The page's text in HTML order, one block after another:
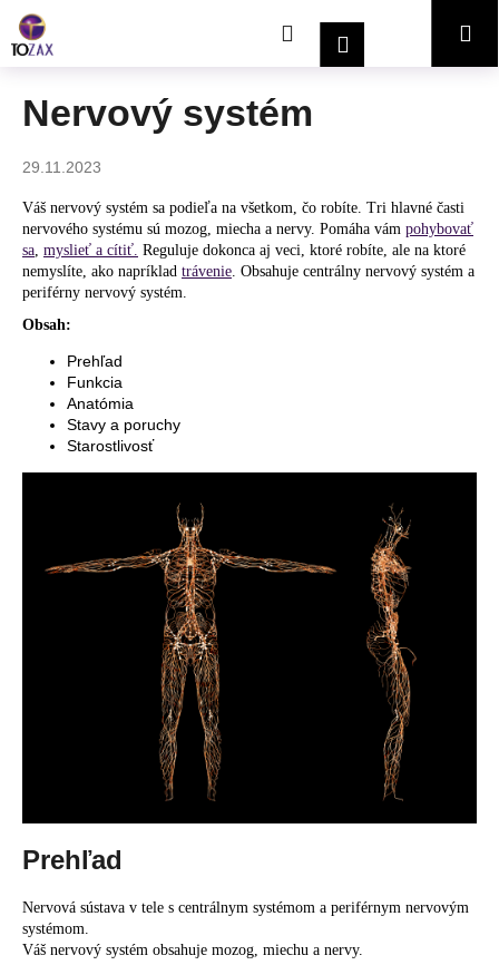
obsah
HľadaťPrihlásenieNákupný
Nervový systém
29.11.2023
Váš nervový systém sa podieľa na všetkom, čo robíte. Tri hlavné časti
nervového systému sú mozog, miecha a nervy. Pomáha vám pohybovať
sa myslieť a cítiť. Reguluje dokonca aj veci, ktoré robíte, ale na ktoré
nemyslíte, ako napríklad trávenie . Obsahuje centrálny nervový systém a
periférny nervový systém.
Obsah:
Prehľad
Funkcia
Anatómia
Stavy a poruchy
Starostlivosť
Prehľad
Nervová sústava v tele s centrálnym systémom a periférnym nervovým
systémom.
Váš nervový systém obsahuje mozog, miechu a nervy.
o
Č
p
o
t
r
e
b
e
HĽADAŤ
O
d
p
o
r